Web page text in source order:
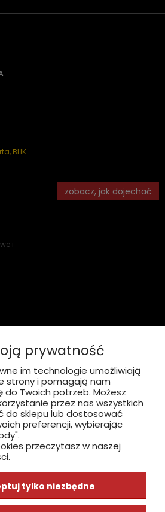
BLIK
zobacz, jak dojechać
i
BLIK
zobacz, jak dojechać
INFORMACJE
ZAKUPY
prywatność
im technologie umożliwiają
strony i pomagają nam
Twoich potrzeb. Możesz
przez nas wszystkich
do sklepu lub dostosować
preferencji, wybierając
przeczytasz w naszej
tylko niezbędne